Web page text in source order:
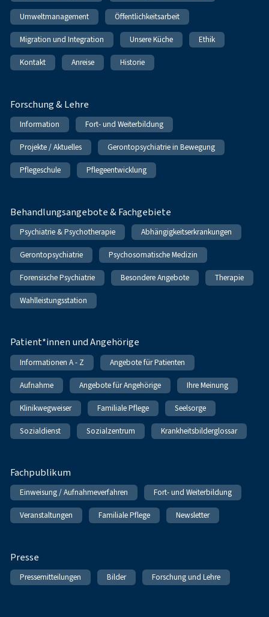
Umweltmanagement Öffentlichkeitsarbeit
Migration und Integration Unsere Küche Ethik
Kontakt Anreise Historie
Forschung & Lehre
Information Fort- und Weiterbildung
Projekte / Aktuelles Gerontopsychiatrie in Bewegung
Pflegeschule Pflegeentwicklung
Behandlungsangebote & Fachgebiete
Psychiatrie & Psychotherapie Abhängigkeitserkrankungen
Gerontopsychiatrie Psychosomatische Medizin
Forensische Psychiatrie Besondere Angebote Therapie
Wahlleistungsstation
Patient*innen und Angehörige
Informationen A - Z Angebote für Patienten
Aufnahme Angebote für Angehörige Ihre Meinung
Klinikwegweiser Familiale Pflege Seelsorge
Sozialdienst Sozialzentrum Krankheitsbilderglossar
Fachpublikum
Einweisung / Aufnahmeverfahren Fort- und Weiterbildung
Veranstaltungen Familiale Pflege Newsletter
Presse
Pressemitteilungen Bilder Forschung und Lehre